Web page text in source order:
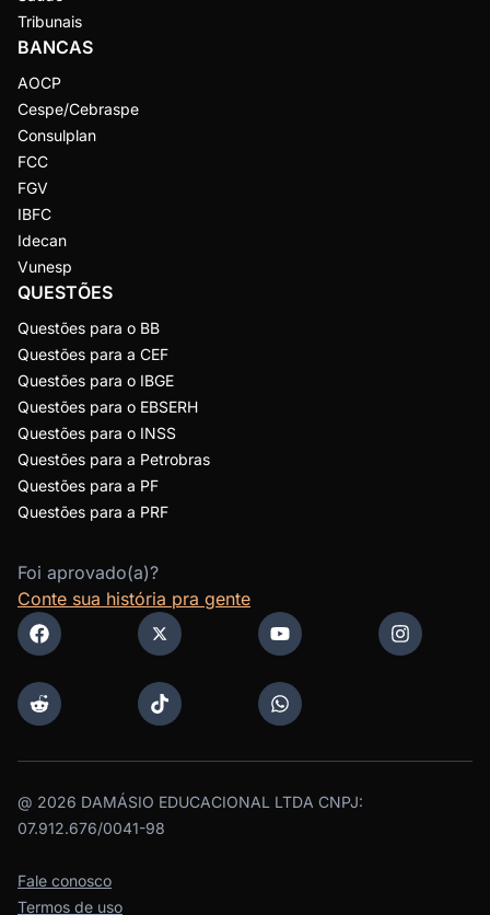
Tribunais
BANCAS
AOCP
Cespe/Cebraspe
Consulplan
FCC
FGV
IBFC
Idecan
Vunesp
QUESTÕES
Questões para o BB
Questões para a CEF
Questões para o IBGE
Questões para o EBSERH
Questões para o INSS
Questões para a Petrobras
Questões para a PF
Questões para a PRF
Foi aprovado(a)?
Conte sua história pra gente
@ 2026 DAMÁSIO EDUCACIONAL LTDA CNPJ:
07.912.676/0041-98
Fale conosco
Termos de uso